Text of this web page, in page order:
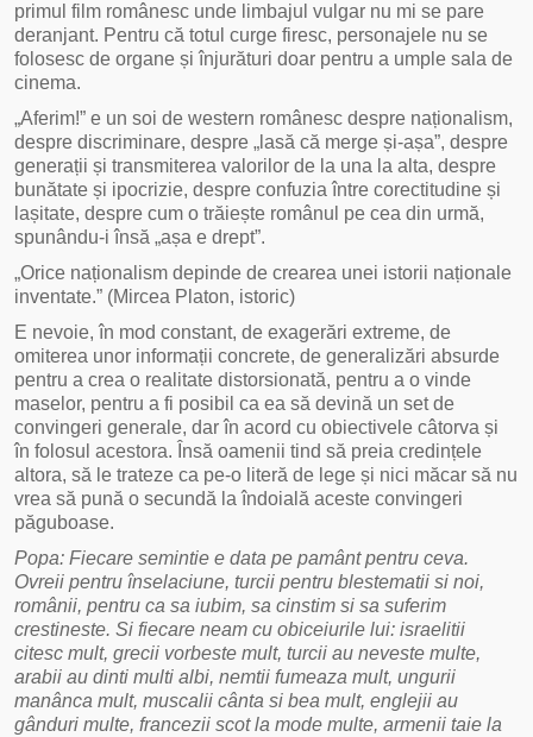
primul film românesc unde limbajul vulgar nu mi se pare
deranjant. Pentru că totul curge firesc, personajele nu se
folosesc de organe și înjurături doar pentru a umple sala de
cinema.
„Aferim!” e un soi de western românesc despre naționalism,
despre discriminare, despre „lasă că merge și-așa”, despre
generații și transmiterea valorilor de la una la alta, despre
bunătate și ipocrizie, despre confuzia între corectitudine și
lașitate, despre cum o trăiește românul pe cea din urmă,
spunându-i însă „așa e drept”.
„Orice naționalism depinde de crearea unei istorii naționale
inventate.” (Mircea Platon, istoric)
E nevoie, în mod constant, de exagerări extreme, de
omiterea unor informații concrete, de generalizări absurde
pentru a crea o realitate distorsionată, pentru a o vinde
maselor, pentru a fi posibil ca ea să devină un set de
convingeri generale, dar în acord cu obiectivele câtorva și
în folosul acestora. Însă oamenii tind să preia credințele
altora, să le trateze ca pe-o literă de lege și nici măcar să nu
vrea să pună o secundă la îndoială aceste convingeri
păguboase.
Popa: Fiecare semintie e data pe pamânt pentru ceva.
Ovreii pentru înselaciune, turcii pentru blestematii si noi,
românii, pentru ca sa iubim, sa cinstim si sa suferim
crestineste. Si fiecare neam cu obiceiurile lui: israelitii
citesc mult, grecii vorbeste mult, turcii au neveste multe,
arabii au dinti multi albi, nemtii fumeaza mult, ungurii
manânca mult, muscalii cânta si bea mult, englejii au
gânduri multe, francezii scot la mode multe, armenii taie la